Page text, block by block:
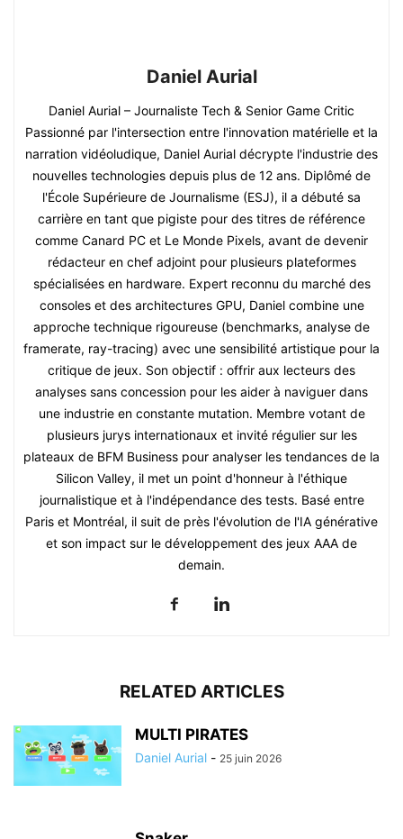
Daniel Aurial
Daniel Aurial – Journaliste Tech & Senior Game Critic
Passionné par l'intersection entre l'innovation matérielle et la
narration vidéoludique, Daniel Aurial décrypte l'industrie des
nouvelles technologies depuis plus de 12 ans. Diplômé de
l'École Supérieure de Journalisme (ESJ), il a débuté sa
carrière en tant que pigiste pour des titres de référence
comme Canard PC et Le Monde Pixels, avant de devenir
rédacteur en chef adjoint pour plusieurs plateformes
spécialisées en hardware. Expert reconnu du marché des
consoles et des architectures GPU, Daniel combine une
approche technique rigoureuse (benchmarks, analyse de
framerate, ray-tracing) avec une sensibilité artistique pour la
critique de jeux. Son objectif : offrir aux lecteurs des
analyses sans concession pour les aider à naviguer dans
une industrie en constante mutation. Membre votant de
plusieurs jurys internationaux et invité régulier sur les
plateaux de BFM Business pour analyser les tendances de la
Silicon Valley, il met un point d'honneur à l'éthique
journalistique et à l'indépendance des tests. Basé entre
Paris et Montréal, il suit de près l'évolution de l'IA générative
et son impact sur le développement des jeux AAA de
demain.
RELATED ARTICLES
MULTI PIRATES
Daniel Aurial - 25 juin 2026